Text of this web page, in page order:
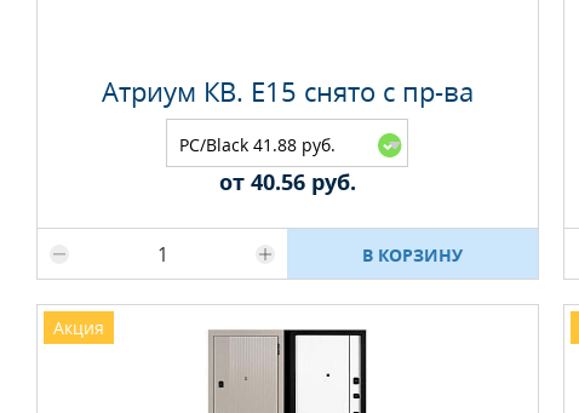
Атриум КВ. E15 снято с пр-ва
PC/Black 41.88 руб.
В КОРЗИНУ
от 40.56 руб.
Акция